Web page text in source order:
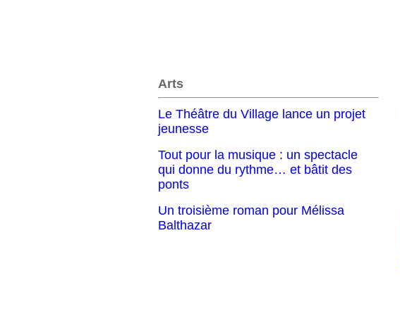
Arts
Le Théâtre du Village lance un projet
jeunesse
Tout pour la musique : un spectacle
qui donne du rythme… et bâtit des
ponts
Un troisième roman pour Mélissa
Balthazar